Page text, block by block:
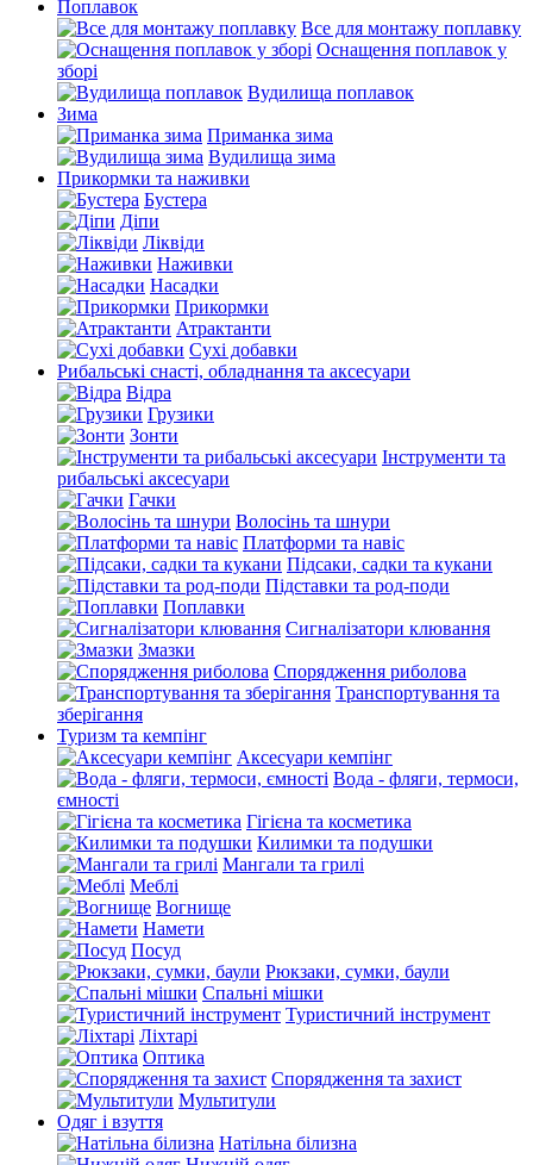
Поплавок
Все для монтажу поплавку
Оснащення поплавок у
зборі
Вудилища поплавок
Зима
Приманка зима
Вудилища зима
Прикормки та наживки
Бустера
Діпи
Ліквіди
Наживки
Насадки
Прикормки
Атрактанти
Сухі добавки
Рибальські снасті, обладнання та аксесуари
Відра
Грузики
Зонти
Інструменти та
рибальські аксесуари
Гачки
Волосінь та шнури
Платформи та навіс
Підсаки, садки та кукани
Підставки та род-поди
Поплавки
Сигналізатори клювання
Змазки
Спорядження риболова
Транспортування та
зберігання
Туризм та кемпінг
Аксесуари кемпінг
Вода - фляги, термоси,
ємності
Гігієна та косметика
Килимки та подушки
Мангали та грилі
Меблі
Вогнище
Намети
Посуд
Рюкзаки, сумки, баули
Спальні мішки
Туристичний інструмент
Ліхтарі
Оптика
Спорядження та захист
Мультитули
Одяг і взуття
Натільна білизна